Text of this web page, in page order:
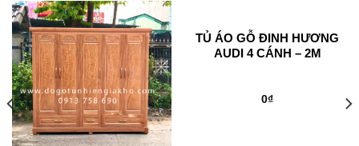
TỦ ÁO GỖ ĐINH HƯƠNG
AUDI 4 CÁNH – 2M
0₫